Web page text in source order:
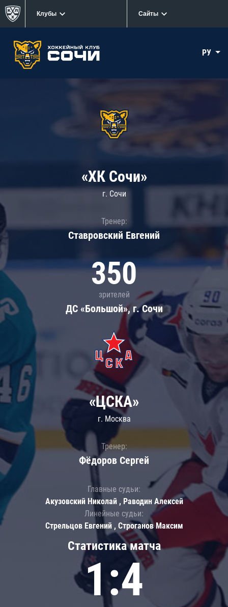
Клубы Сайты
РУ
«ХК Сочи»
г. Сочи
Тренер:
Ставровский Евгений
350
зрителей
ДС «Большой», г. Сочи
Статистика матча
1:4
«ЦСКА»
г. Москва
Тренер:
Фёдоров Сергей
Главные судьи:
Акузовский Николай , Раводин Алексей
Линейные судьи:
Стрельцов Евгений , Строганов Максим